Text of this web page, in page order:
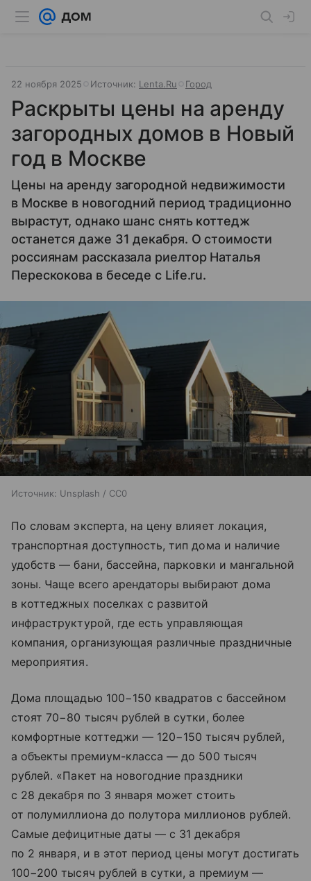
22 ноября 2025 Источник: Lenta.Ru Город
Раскрыты цены на аренду
загородных домов в Новый
год в Москве
Цены на аренду загородной недвижимости
в Москве в новогодний период традиционно
вырастут, однако шанс снять коттедж
останется даже 31 декабря. О стоимости
россиянам рассказала риелтор Наталья
Перескокова в беседе с Life.ru.
Источник: Unsplash / CC0
По словам эксперта, на цену влияет локация,
транспортная доступность, тип дома и наличие
удобств — бани, бассейна, парковки и мангальной
зоны. Чаще всего арендаторы выбирают дома
в коттеджных поселках с развитой
инфраструктурой, где есть управляющая
компания, организующая различные праздничные
мероприятия.
Дома площадью 100−150 квадратов с бассейном
стоят 70−80 тысяч рублей в сутки, более
комфортные коттеджи — 120−150 тысяч рублей,
а объекты премиум-класса — до 500 тысяч
рублей. «Пакет на новогодние праздники
с 28 декабря по 3 января может стоить
от полумиллиона до полутора миллионов рублей.
Самые дефицитные даты — с 31 декабря
по 2 января, и в этот период цены могут достигать
100−200 тысяч рублей в сутки, а премиум —